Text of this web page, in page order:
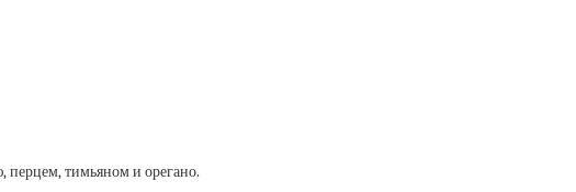
перцем, тимьяном и орегано.